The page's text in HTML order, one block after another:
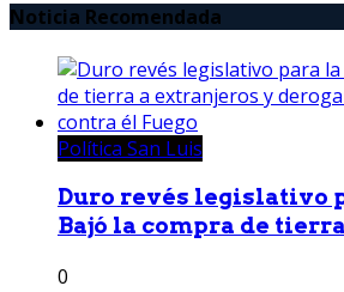
Noticia Recomendada
Política San Luis
Duro revés legislativo
Bajó la compra de
0